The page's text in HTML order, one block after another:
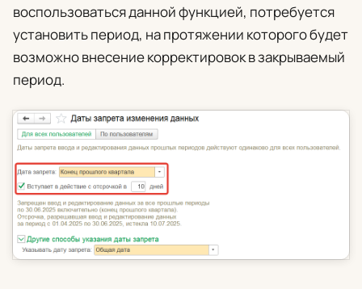
воспользоваться данной функцией, потребуется
установить период, на протяжении которого будет
возможно внесение корректировок в закрываемый
период.